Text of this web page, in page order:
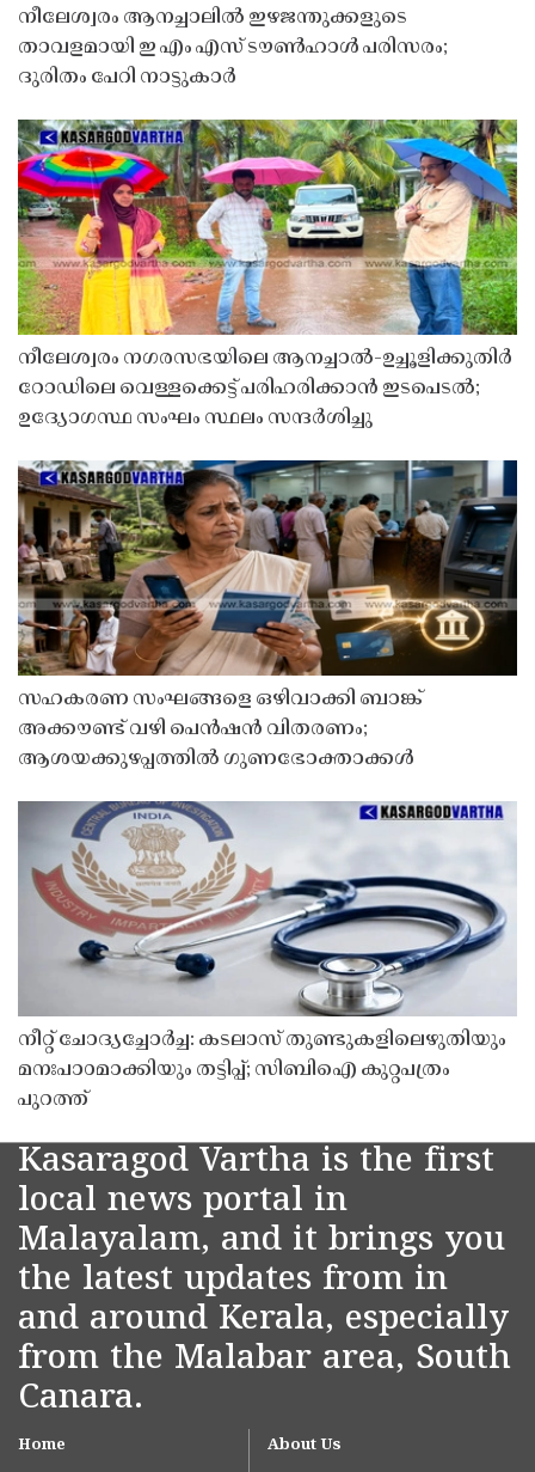
നീലേശ്വരം ആനച്ചാലിൽ ഇഴജന്തുക്കളുടെ
താവളമായി ഇ എം എസ് ടൗൺഹാൾ പരിസരം;
ദുരിതം പേറി നാട്ടുകാർ
നീലേശ്വരം നഗരസഭയിലെ ആനച്ചാൽ-ഉച്ചൂളിക്കുതിർ
റോഡിലെ വെള്ളക്കെട്ട് പരിഹരിക്കാൻ ഇടപെടൽ;
ഉദ്യോഗസ്ഥ സംഘം സ്ഥലം സന്ദർശിച്ചു
സഹകരണ സംഘങ്ങളെ ഒഴിവാക്കി ബാങ്ക്
അക്കൗണ്ട് വഴി പെൻഷൻ വിതരണം;
ആശയക്കുഴപ്പത്തിൽ ഗുണഭോക്താക്കൾ
നീറ്റ് ചോദ്യച്ചോർച്ച: കടലാസ് തുണ്ടുകളിലെഴുതിയും
മനഃപാഠമാക്കിയും തട്ടിപ്പ്; സിബിഐ കുറ്റപത്രം
പുറത്ത്
Kasaragod Vartha is the first
local news portal in
Malayalam, and it brings you
the latest updates from in
and around Kerala, especially
from the Malabar area, South
Canara.
Home
About Us